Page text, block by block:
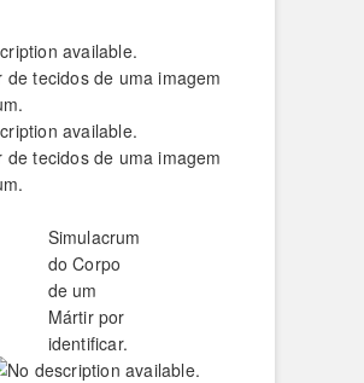
de tecidos de uma imagem
de tecidos de uma imagem
Simulacrum
do Corpo
de um
Mártir por
identificar.